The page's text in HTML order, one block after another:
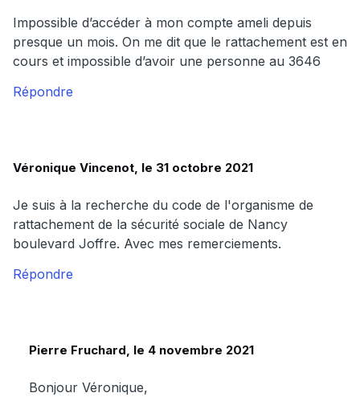
Impossible d’accéder à mon compte ameli depuis
presque un mois. On me dit que le rattachement est en
cours et impossible d’avoir une personne au 3646
Répondre
Véronique Vincenot, le 31 octobre 2021
Je suis à la recherche du code de l'organisme de
rattachement de la sécurité sociale de Nancy
boulevard Joffre. Avec mes remerciements.
Répondre
Pierre Fruchard, le 4 novembre 2021
Bonjour Véronique,